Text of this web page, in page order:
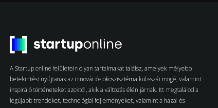
A Startup online felületein olyan tartalmakat találsz, amelyek mélyebb
betekintést nyújtanak az innovációs ökoszisztéma kulisszái mögé, valamint
inspiráló történeteket azoktól, akik a változás élén járnak. Itt megtalálod a
legújabb trendeket, technológiai fejleményeket, valamint a hazai és